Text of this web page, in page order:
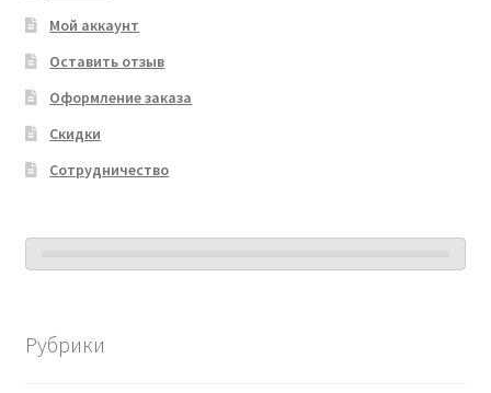
Мой аккаунт
Оставить отзыв
Оформление заказа
Скидки
Сотрудничество
Рубрики